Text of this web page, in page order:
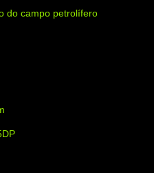
do campo petrolífero